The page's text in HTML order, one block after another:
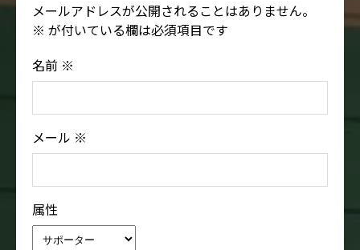
メールアドレスが公開されることはありません。
※ が付いている欄は必須項目です
名前 ※
メール ※
属性